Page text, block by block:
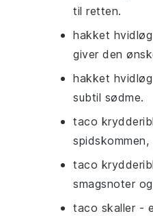
til retten.
hakket hvidløg
giver den
hakket hvidløg
subtil sødme.
taco
taco
smagsnoter
taco skaller -